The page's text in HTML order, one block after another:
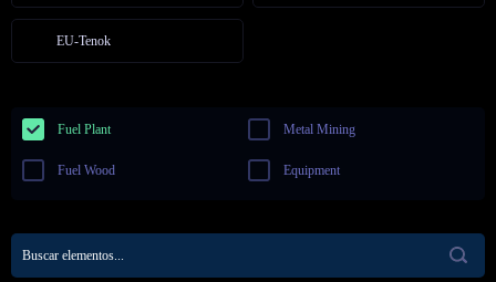
EU-Tenok
Fuel Plant Metal Mining
Fuel Wood Equipment